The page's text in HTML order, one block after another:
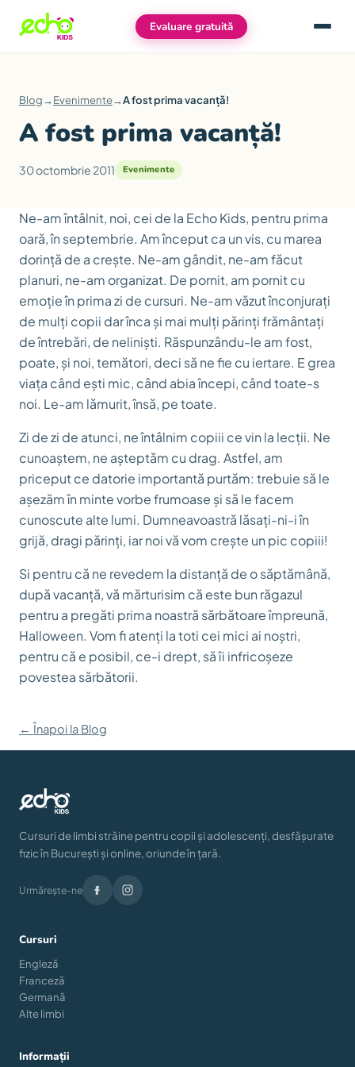
Evaluare gratuită Meniu
Blog→Evenimente→A fost prima vacanță!
A fost prima vacanță!
30 octombrie 2011 Evenimente
Ne-am întâlnit, noi, cei de la Echo Kids, pentru prima
oară, în septembrie. Am început ca un vis, cu marea
dorință de a crește. Ne-am gândit, ne-am făcut
planuri, ne-am organizat. De pornit, am pornit cu
emoție în prima zi de cursuri. Ne-am văzut înconjurați
de mulți copii dar înca și mai mulți părinți frământați
de întrebări, de neliniști. Răspunzându-le am fost,
poate, și noi, temători, deci să ne fie cu iertare. E grea
viața când ești mic, când abia începi, când toate-s
noi. Le-am lămurit, însă, pe toate.
Zi de zi de atunci, ne întâlnim copiii ce vin la lecții. Ne
cunoaștem, ne așteptăm cu drag. Astfel, am
priceput ce datorie importantă purtăm: trebuie să le
așezăm în minte vorbe frumoase și să le facem
cunoscute alte lumi. Dumneavoastră lăsați-ni-i în
grijă, dragi părinți, iar noi vă vom crește un pic copiii!
Si pentru că ne revedem la distanță de o săptămână,
după vacanță, vă mărturisim că este bun răgazul
pentru a pregăti prima noastră sărbătoare împreună,
Halloween. Vom fi atenți la toti cei mici ai noștri,
pentru că e posibil, ce-i drept, să îi infricoșeze
povestea sărbătorii.
← Înapoi la Blog
Cursuri de limbi străine pentru copii și adolescenți, desfășurate
fizic în București și online, oriunde în țară.
Urmărește-ne
Cursuri
Engleză
Franceză
Germană
Alte limbi
Informații